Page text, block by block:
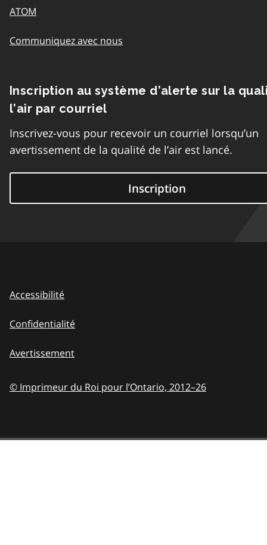
ATOM
Communiquez avec nous
Inscription au système d’alerte sur la
l’air par courriel
Inscrivez-vous pour recevoir un courriel lorsqu’un
avertissement de la qualité de l’air est lancé.
Inscription
Accessibilité
Confidentialité
Avertissement
© Imprimeur du Roi pour l’Ontario, 2012–26